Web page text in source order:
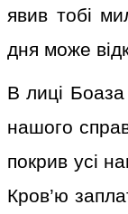
явив тобі
дня може
В лиці
нашого
покрив усі
Кров’ю